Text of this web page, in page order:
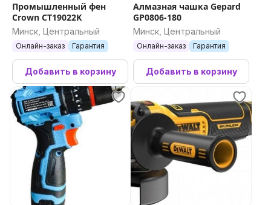
Промышленный фен
Crown CT19022K
Минск, Центральный
Онлайн-заказ Гарантия
Добавить в корзину
Алмазная чашка Gepard
GP0806-180
Минск, Центральный
Онлайн-заказ Гарантия
Добавить в корзину